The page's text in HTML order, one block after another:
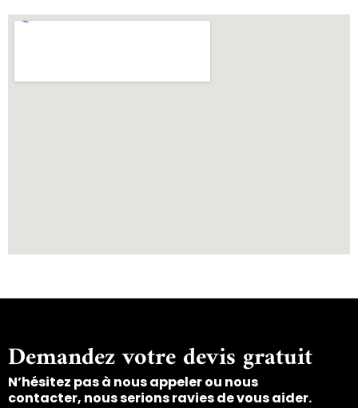
Demandez votre devis gratuit
N’hésitez pas à nous appeler ou nous
contacter, nous serions ravies de vous aider.